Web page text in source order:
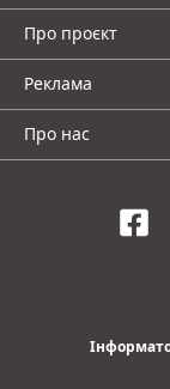
Про проєкт
Реклама
Про нас